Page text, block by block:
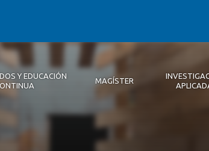
Autoridades
Descripción
Y EDUCACIÓN
Magíster
MAGÍSTER
Noticias 2026